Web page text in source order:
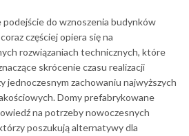
podejście do wznoszenia budynków
częściej opiera się na
rozwiązaniach technicznych, które
skrócenie czasu realizacji
jednoczesnym zachowaniu najwyższych
Domy prefabrykowane
na potrzeby nowoczesnych
poszukują alternatywy dla